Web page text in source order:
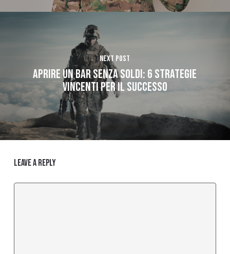
Next Post
Aprire un bar senza soldi: 6 strategie
vincenti per il successo
Leave a Reply